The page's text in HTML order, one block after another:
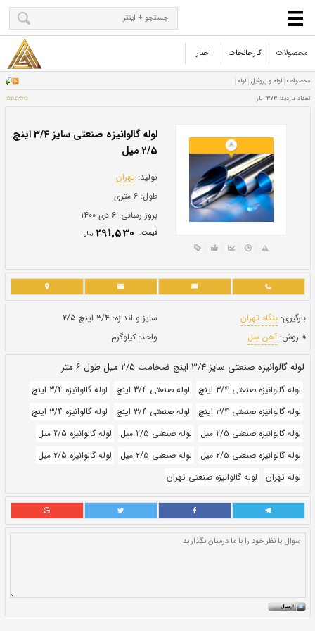
محصولات کارخانجات اخبار
2/5 میل
تولید:تهران
طول:
بروز رسانی:۶ دی ۱۴۰۰
قيمت: 291,530ريال
سایز و اندازه:۳/۴ اینچ ۲/۵